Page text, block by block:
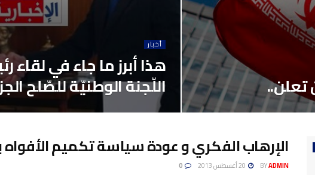
تعلن..
أخبار
هذا أبرز ما جاء في
اللّجنة الوطنيّة للصّلح
الإرهاب الفكري و عودة سياسة تكميم الأفواه
BYADMIN